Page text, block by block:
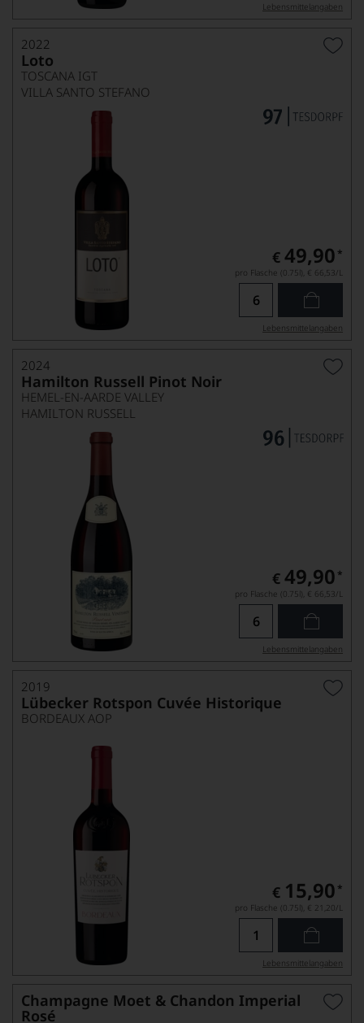
Lebensmittel­angaben
2022
Loto
TOSCANA IGT
VILLA SANTO STEFANO
€ 49,90 *
pro Flasche (0.75l), € 66,53/L
Lebensmittel­angaben
2024
Hamilton Russell Pinot Noir
HEMEL-EN-AARDE VALLEY
HAMILTON RUSSELL
€ 49,90 *
pro Flasche (0.75l), € 66,53/L
Lebensmittel­angaben
2019
Lübecker Rotspon Cuvée Historique
BORDEAUX AOP
€ 15,90 *
pro Flasche (0.75l), € 21,20/L
Lebensmittel­angaben
Champagne Moet & Chandon Imperial
Rosé